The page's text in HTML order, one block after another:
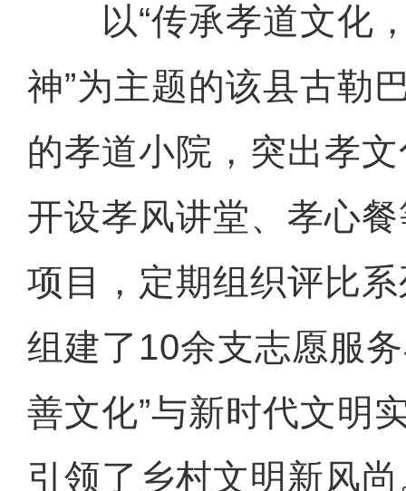
以“传承孝道文化
神”为主题的该县古勒
的孝道小院，突出孝
开设孝风讲堂、孝心
项目，定期组织评比
组建了10余支志愿服
善文化”与新时代文明
引领了乡村文明新风